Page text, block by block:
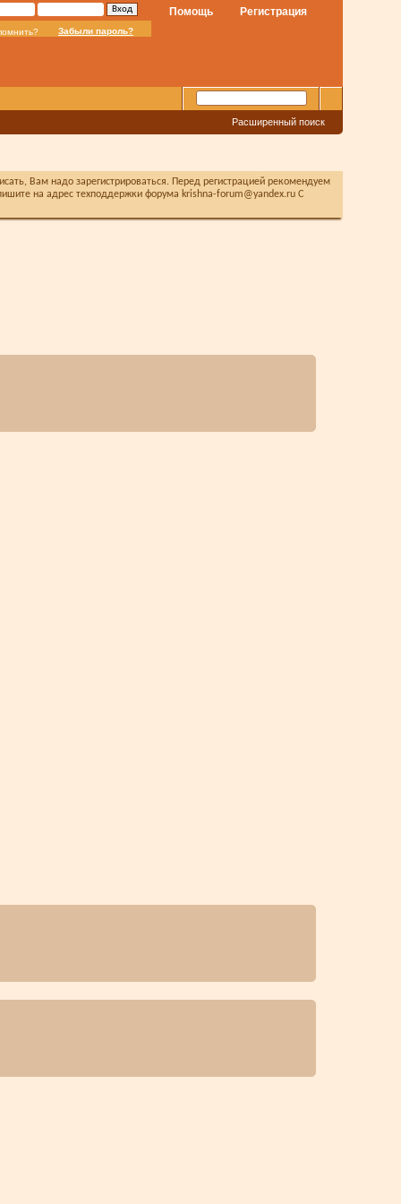
Регистрация
Помощь
Забыли пароль?
Расширенный поиск
Вам надо зарегистрироваться. Перед регистрацией рекомендуем
на адрес техподдержки форума krishna-forum@yandex.ru С